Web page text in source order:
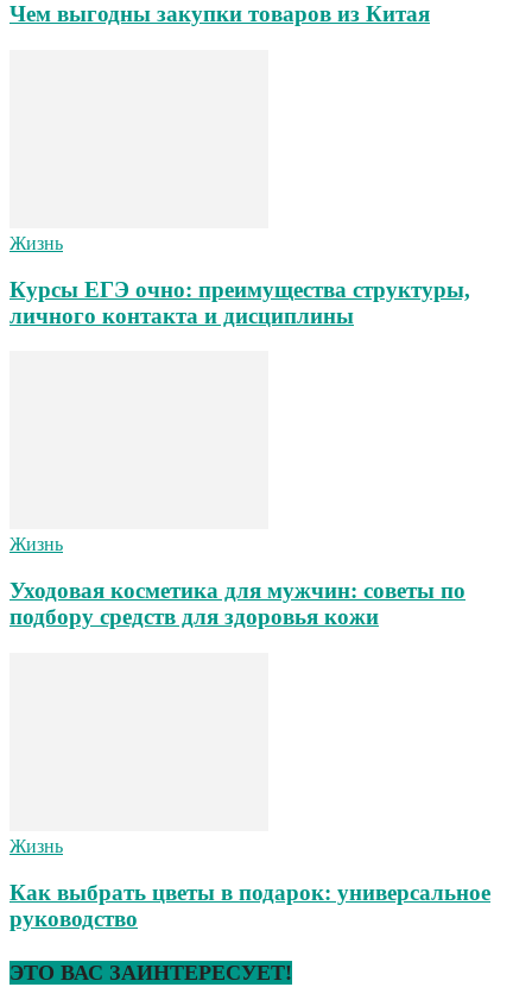
Чем выгодны закупки товаров из Китая
Жизнь
Курсы ЕГЭ очно: преимущества структуры,
личного контакта и дисциплины
Жизнь
Уходовая косметика для мужчин: советы по
подбору средств для здоровья кожи
Жизнь
Как выбрать цветы в подарок: универсальное
руководство
ЭТО ВАС ЗАИНТЕРЕСУЕТ!